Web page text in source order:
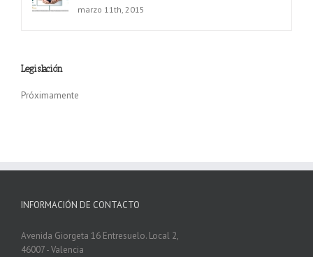
marzo 11th, 2015
Legislación
Próximamente
INFORMACIÓN DE CONTACTO
Avenida Giorgeta 16 Entresuelo. Local 2,
46007 - Valencia